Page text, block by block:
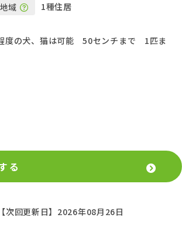
域
1種住居
度の犬、猫は可能 50センチまで 1匹ま
る
【次回更新日】2026年08月26日